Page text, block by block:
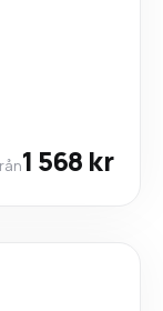
1 568 kr